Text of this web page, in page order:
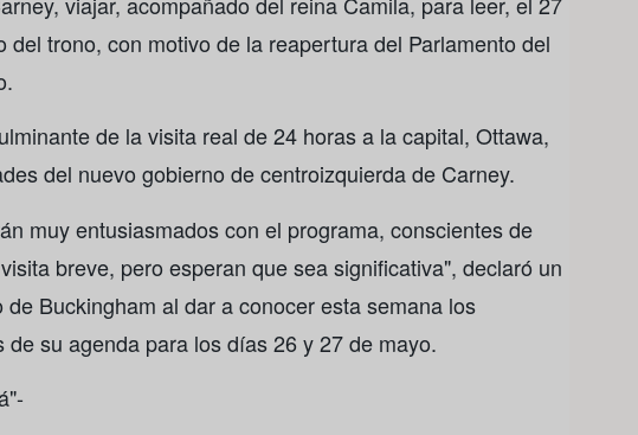
del trono, con motivo de la reapertura del Parlamento del
de la visita real de 24 horas a la capital, Ottawa,
del nuevo gobierno de centroizquierda de Carney.
muy entusiasmados con el programa, conscientes de
breve, pero esperan que sea significativa", declaró un
de Buckingham al dar a conocer esta semana los
de su agenda para los días 26 y 27 de mayo.